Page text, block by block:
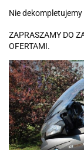
Nie
ZAPRASZAMY DO
OFERTAMI.